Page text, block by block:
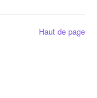
Haut de page